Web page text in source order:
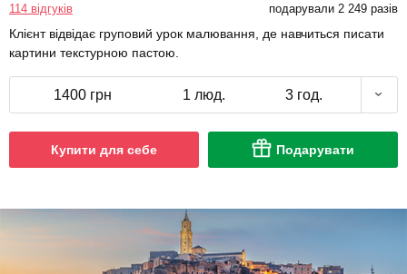
114 відгуків подарували 2 249 разів
Клієнт відвідає груповий урок малювання, де навчиться писати
картини текстурною пастою.
1400 грн 1 люд. 3 год.
Купити для себе Подарувати